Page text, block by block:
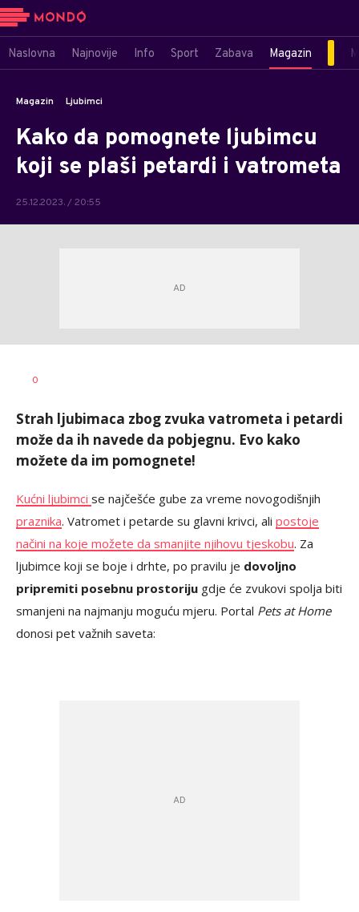
Naslovna Najnovije Info Sport Zabava Magazin
Magazin Ljubimci
Kako da pomognete ljubimcu
koji se plaši petardi i vatrometa
25.12.2023. / 20:55
AUTOR
0
Strah ljubimaca zbog zvuka vatrometa i petardi
može da ih navede da pobjegnu. Evo kako
možete da im pomognete!
Kućni ljubimci se najčešće gube za vreme novogodišnjih
praznika. Vatromet i petarde su glavni krivci, ali postoje
načini na koje možete da smanjite njihovu tjeskobu. Za
ljubimce koji se boje i drhte, po pravilu je dovoljno
pripremiti posebnu prostoriju gdje će zvukovi spolja biti
smanjeni na najmanju moguću mjeru. Portal Pets at Home
donosi pet važnih saveta: